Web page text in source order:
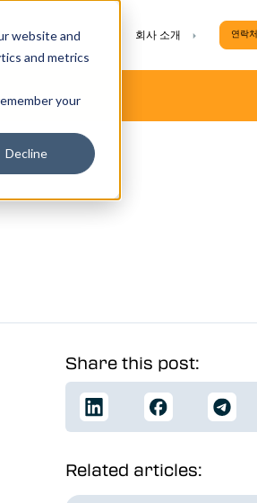
website and
and metrics
your
Decline
리소스
육 Show submenu for 지원
지원 Show submenu for 회
회사 소개 연락처
Share this post:
Related articles: